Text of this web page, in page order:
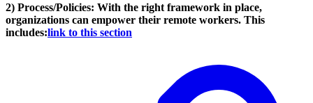
2) Process/Policies: With the right framework in place,
organizations can empower their remote workers. This
includes:link to this section